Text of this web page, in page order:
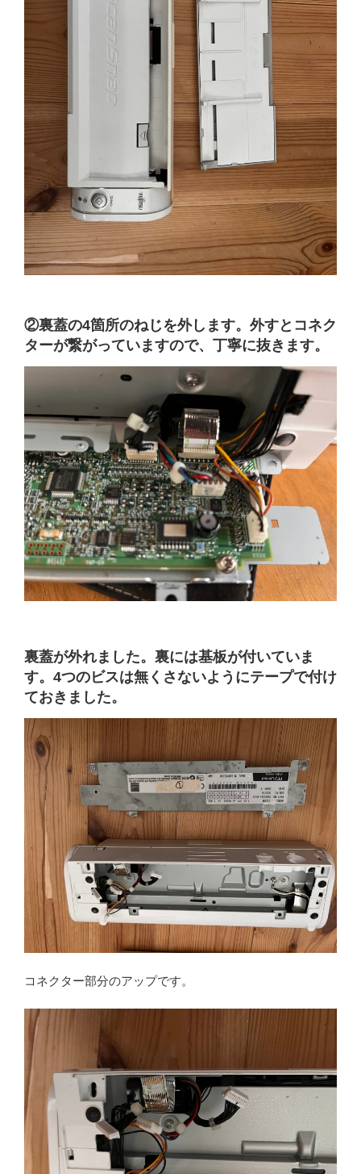
②裏蓋の4箇所のねじを外します。外すとコネク
ターが繋がっていますので、丁寧に抜きます。
裏蓋が外れました。裏には基板が付いていま
す。4つのビスは無くさないようにテープで付け
ておきました。
コネクター部分のアップです。